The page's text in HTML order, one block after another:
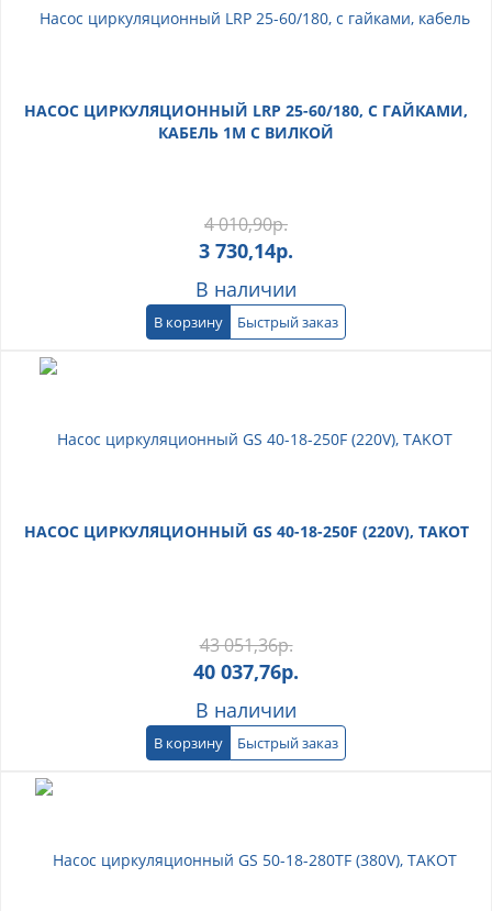
НАСОС ЦИРКУЛЯЦИОННЫЙ LRP 25-60/180, С ГАЙКАМИ,
КАБЕЛЬ 1М С ВИЛКОЙ
4 010,90р.
3 730,14р.
В наличии
В корзину Быстрый заказ
НАСОС ЦИРКУЛЯЦИОННЫЙ GS 40-18-250F (220V), TAKOT
43 051,36р.
40 037,76р.
В наличии
В корзину Быстрый заказ